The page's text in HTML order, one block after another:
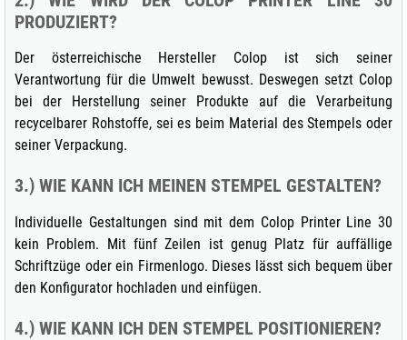
PRODUZIERT?
Der österreichische Hersteller Colop ist sich seiner
Verantwortung für die Umwelt bewusst. Deswegen setzt Colop
bei der Herstellung seiner Produkte auf die Verarbeitung
recycelbarer Rohstoffe, sei es beim Material des Stempels oder
seiner Verpackung.
3.) WIE KANN ICH MEINEN STEMPEL GESTALTEN?
Individuelle Gestaltungen sind mit dem Colop Printer Line 30
kein Problem. Mit fünf Zeilen ist genug Platz für auffällige
Schriftzüge oder ein Firmenlogo. Dieses lässt sich bequem über
den Konfigurator hochladen und einfügen.
4.) WIE KANN ICH DEN STEMPEL POSITIONIEREN?